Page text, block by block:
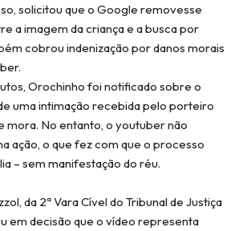
solicitou que o Google removesse
a imagem da criança e a busca por
cobrou indenização por danos morais
Orochinho foi notificado sobre o
uma intimação recebida pelo porteiro
mora. No entanto, o youtuber não
ação, o que fez com que o processo
– sem manifestação do réu.
da 2ª Vara Cível do Tribunal de Justiça
em decisão que o vídeo representa